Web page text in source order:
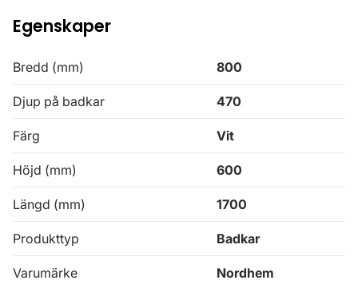
Egenskaper
Bredd (mm) 800
Djup på badkar 470
Färg Vit
Höjd (mm) 600
Längd (mm) 1700
Produkttyp Badkar
Varumärke Nordhem